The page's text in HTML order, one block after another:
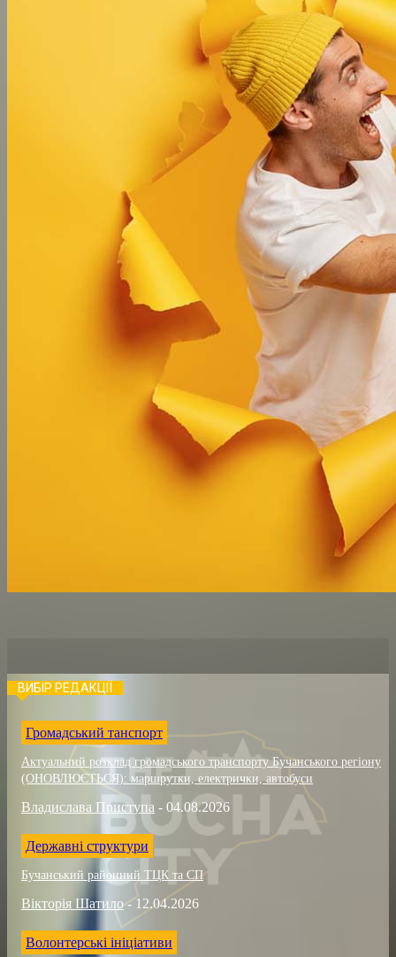
ВИБІР РЕДАКЦІЇ
Громадський танспорт
Актуальний розклад громадського транспорту Бучанського регіону
(ОНОВЛЮЄТЬСЯ): маршрутки, електрички, автобуси
Владислава Приступа - 04.08.2026
Державні структури
Бучанський районний ТЦК та СП
Вікторія Шатило - 12.04.2026
Волонтерські ініціативи